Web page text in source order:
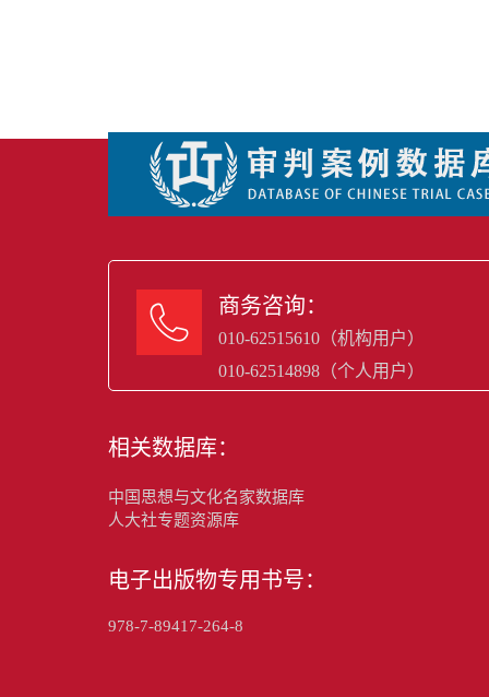
 商务咨询：
010-62515610（机构用户）
010-62514898（个人用户）
相关数据库：
中国思想与文化名家数据库
人大社专题资源库
电子出版物专用书号：
978-7-89417-264-8